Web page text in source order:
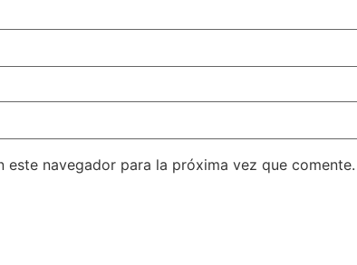
navegador para la próxima vez que comente.